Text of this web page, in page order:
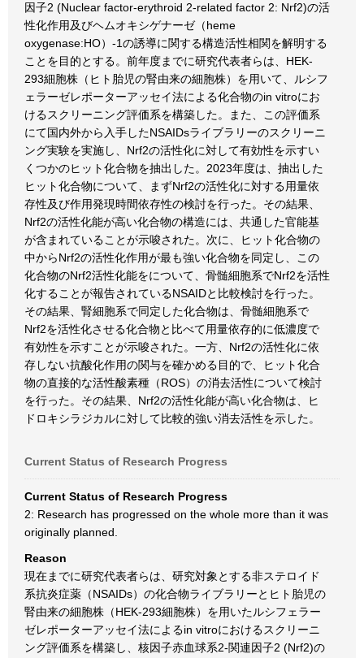
因子2 (Nuclear factor-erythroid 2-related factor 2: Nrf2)の活
性化作用及びヘムオキシゲナーゼ（heme
oxygenase:HO）-1の誘導に関する構造活性相関を解明する
ことを目的とする。前年度までに研究代表者らは、HEK-
293細胞株（ヒト胎児の腎由来の細胞株）を用いて、ルシフ
ェラーゼレポーターアッセイ法による化合物のin vitroにお
けるスクリーニング評価系を構築した。また、この評価系
にて国内外から入手したNSAIDsライブラリーのスクリーニ
ング実験を実施し、Nrf2の活性化に対して有効性を示すい
くつかのヒット化合物を抽出した。2023年度は、抽出した
ヒット化合物について、まずNrf2の活性化に対する用量依
存性及び作用発現時間依存性の検討を行った。その結果、
Nrf2の活性化能が高い化合物の構造には、共通した官能基
が含まれていることが示唆された。次に、ヒット化合物の
中からNrf2の活性化作用が最も強い化合物を同定し、この
化合物のNrf2活性化能をについて、骨髄細胞系でNrf2を活性
化することが報告されているNSAIDと比較検討を行った。
その結果、腎細胞系で同定した化合物は、骨髄細胞系で
Nrf2を活性化させる化合物と比べて用量依存的に低濃度で
有効性を示すことが示唆された。一方、Nrf2の活性化に依
存しない抗酸化作用の関与を確かめる目的で、ヒット化合
物の直接的な活性酸素種（ROS）の消去活性について検討
を行った。その結果、Nrf2の活性化能が高い化合物は、ヒ
ドロキシラジカルに対して比較的強い消去活性を示した。
Current Status of Research Progress
Current Status of Research Progress
2: Research has progressed on the whole more than it was
originally planned.
Reason
現在までに研究代表者らは、研究対象とする非ステロイド
系抗炎症薬（NSAIDs）の化合物ライブラリーとヒト胎児の
腎由来の細胞株（HEK-293細胞株）を用いたルシフェラー
ゼレポーターアッセイ法によるin vitroにおけるスクリーニ
ング評価系を構築し、核因子赤血球系2-関連因子2 (Nrf2)の